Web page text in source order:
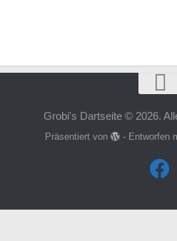
Grobi's Dartseite © 2026.
Präsentiert von - Entworfen